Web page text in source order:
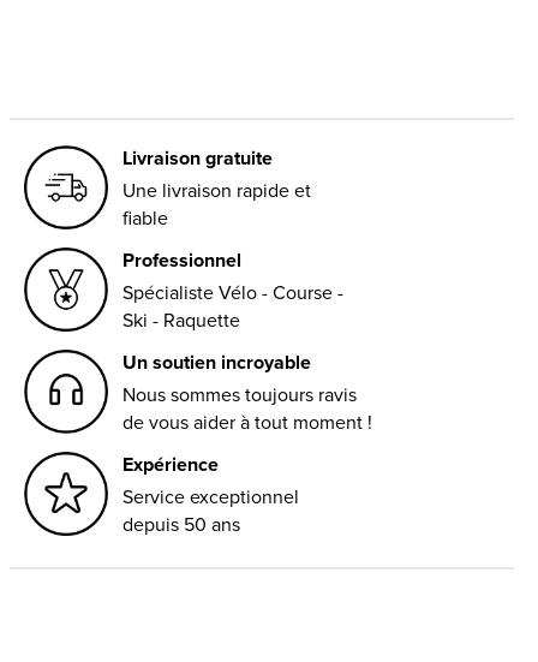
Livraison gratuite
Une livraison rapide et
fiable
Professionnel
Spécialiste Vélo - Course -
Ski - Raquette
Un soutien incroyable
Nous sommes toujours ravis
de vous aider à tout moment !
Expérience
Service exceptionnel
depuis 50 ans